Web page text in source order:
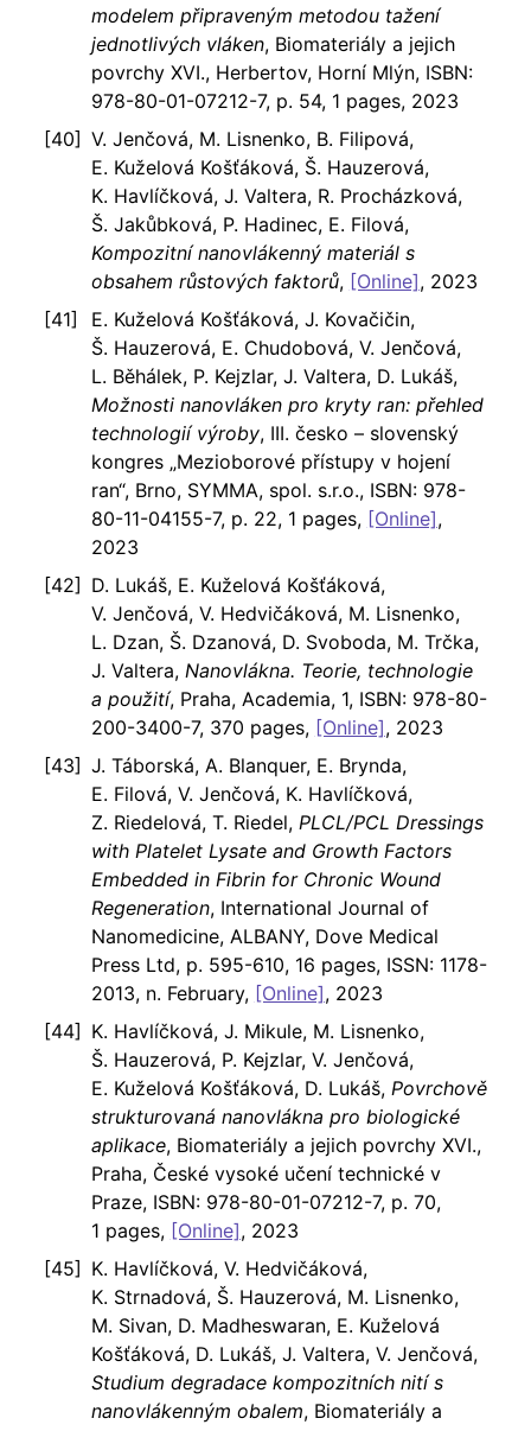
modelem připraveným metodou tažení
jednotlivých vláken, Biomateriály a jejich
povrchy XVI., Herbertov, Horní Mlýn, ISBN:
978-80-01-07212-7, p. 54, 1 pages, 2023
V. Jenčová, M. Lisnenko, B. Filipová,
E. Kuželová Košťáková, Š. Hauzerová,
K. Havlíčková, J. Valtera, R. Procházková,
Š. Jakůbková, P. Hadinec, E. Filová,
Kompozitní nanovlákenný materiál s
obsahem růstových faktorů, [Online], 2023
E. Kuželová Košťáková, J. Kovačičin,
Š. Hauzerová, E. Chudobová, V. Jenčová,
L. Běhálek, P. Kejzlar, J. Valtera, D. Lukáš,
Možnosti nanovláken pro kryty ran: přehled
technologií výroby, III. česko – slovenský
kongres „Mezioborové přístupy v hojení
ran“, Brno, SYMMA, spol. s.r.o., ISBN: 978-
80-11-04155-7, p. 22, 1 pages, [Online],
2023
D. Lukáš, E. Kuželová Košťáková,
V. Jenčová, V. Hedvičáková, M. Lisnenko,
L. Dzan, Š. Dzanová, D. Svoboda, M. Trčka,
J. Valtera, Nanovlákna. Teorie, technologie
a použití, Praha, Academia, 1, ISBN: 978-80-
200-3400-7, 370 pages, [Online], 2023
J. Táborská, A. Blanquer, E. Brynda,
E. Filová, V. Jenčová, K. Havlíčková,
Z. Riedelová, T. Riedel, PLCL/PCL Dressings
with Platelet Lysate and Growth Factors
Embedded in Fibrin for Chronic Wound
Regeneration, International Journal of
Nanomedicine, ALBANY, Dove Medical
Press Ltd, p. 595-610, 16 pages, ISSN: 1178-
2013, n. February, [Online], 2023
K. Havlíčková, J. Mikule, M. Lisnenko,
Š. Hauzerová, P. Kejzlar, V. Jenčová,
E. Kuželová Košťáková, D. Lukáš, Povrchově
strukturovaná nanovlákna pro biologické
aplikace, Biomateriály a jejich povrchy XVI.,
Praha, České vysoké učení technické v
Praze, ISBN: 978-80-01-07212-7, p. 70,
1 pages, [Online], 2023
K. Havlíčková, V. Hedvičáková,
K. Strnadová, Š. Hauzerová, M. Lisnenko,
M. Sivan, D. Madheswaran, E. Kuželová
Košťáková, D. Lukáš, J. Valtera, V. Jenčová,
Studium degradace kompozitních nití s
nanovlákenným obalem, Biomateriály a